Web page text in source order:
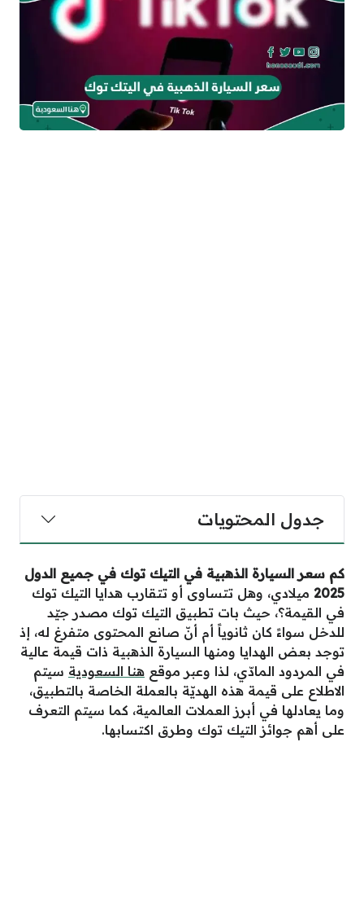
جدول المحتويات
كم سعر السيارة الذهبية في التيك توك في جميع الدول
2025 ميلادي، وهل تتساوى أو تتقارب هدايا التيك توك
في القيمة؟، حيث بات تطبيق التيك توك مصدر جيّد
للدخل سواءً كان ثانوياً أم أنّ صانع المحتوى متفرغ له، إذ
توجد بعض الهدايا ومنها السيارة الذهبية ذات قيمة عالية
في المردود المادّي، لذا وعبر موقع هنا السعودية سيتم
الاطلاع على قيمة هذه الهديّة بالعملة الخاصة بالتطبيق،
وما يعادلها في أبرز العملات العالمية، كما سيتم التعرف
على أهم جوائز التيك توك وطرق اكتسابها.